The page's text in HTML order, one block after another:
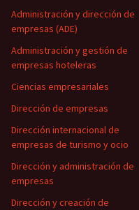
Administración y dirección de
empresas (ADE)
Administración y gestión de
empresas hoteleras
Ciencias empresariales
Dirección de empresas
Dirección internacional de
empresas de turismo y ocio
Dirección y administración de
empresas
Dirección y creación de